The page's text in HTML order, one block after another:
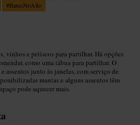
#BaresNoAlto
vinhos e petiscos para partilhar. Há opções
como uma tábua para partilhar. O
assentos junto às janelas, com serviço de
mantas e alguns assentos têm
pode aquecer mais.